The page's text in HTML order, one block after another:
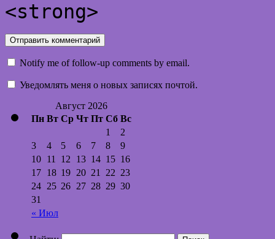
<strong>
Notify me of follow-up comments by email.
Уведомлять меня о новых записях почтой.
Август 2026
Пн Вт Ср Чт Пт Сб Вс
« Июл
1
2
3
4 5 6 7 8
9
10 11 12 13 14 15 16
17 18 19 20 21 22 23
24 25 26 27 28 29 30
31